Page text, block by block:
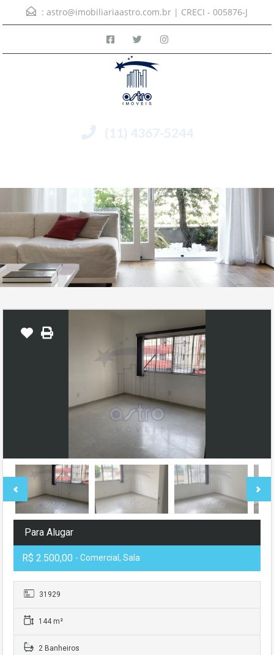
: astro@imobiliariaastro.com.br | CRECI - 005876-J
(11) 4367-5244
Para Alugar
R$ 2.500,00 - Comercial, Sala
31929
144 m²
2 Banheiros